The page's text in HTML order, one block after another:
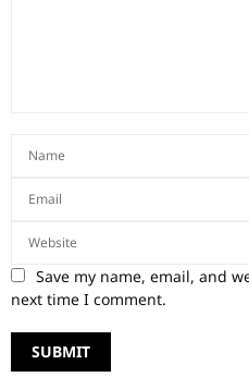
Save my name, email, and
next time I comment.